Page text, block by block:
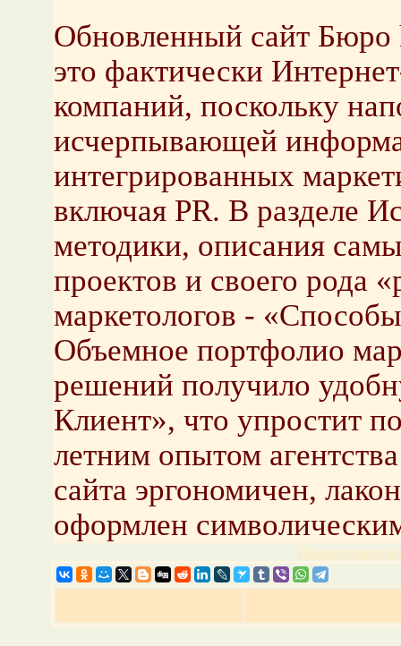
Обновленный сайт Бюро
это фактически
компаний, поскольку
исчерпывающей
интегрированных
включая PR. В разделе
методики, описания
проектов и своего рода
маркетологов -
Объемное портфолио
решений получило
Клиент», что упростит
летним опытом
сайта эргономичен,
оформлен
Предыдущая